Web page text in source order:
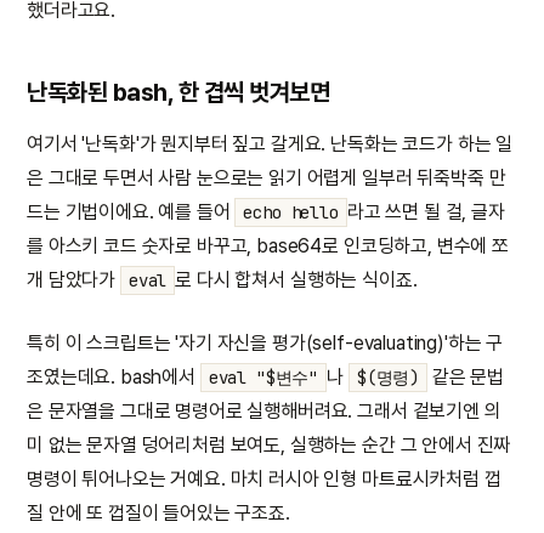
했더라고요.
난독화된 bash, 한 겹씩 벗겨보면
여기서 '난독화'가 뭔지부터 짚고 갈게요. 난독화는 코드가 하는 일
은 그대로 두면서 사람 눈으로는 읽기 어렵게 일부러 뒤죽박죽 만
드는 기법이에요. 예를 들어
echo hello 라고 쓰면 될 걸, 글자
를 아스키 코드 숫자로 바꾸고, base64로 인코딩하고, 변수에 쪼
개 담았다가
eval 로 다시 합쳐서 실행하는 식이죠.
특히 이 스크립트는 '자기 자신을 평가(self-evaluating)'하는 구
조였는데요. bash에서
eval "$변수" 나 $(명령)
같은 문법
은 문자열을 그대로 명령어로 실행해버려요. 그래서 겉보기엔 의
미 없는 문자열 덩어리처럼 보여도, 실행하는 순간 그 안에서 진짜
명령이 튀어나오는 거예요. 마치 러시아 인형 마트료시카처럼 껍
질 안에 또 껍질이 들어있는 구조죠.